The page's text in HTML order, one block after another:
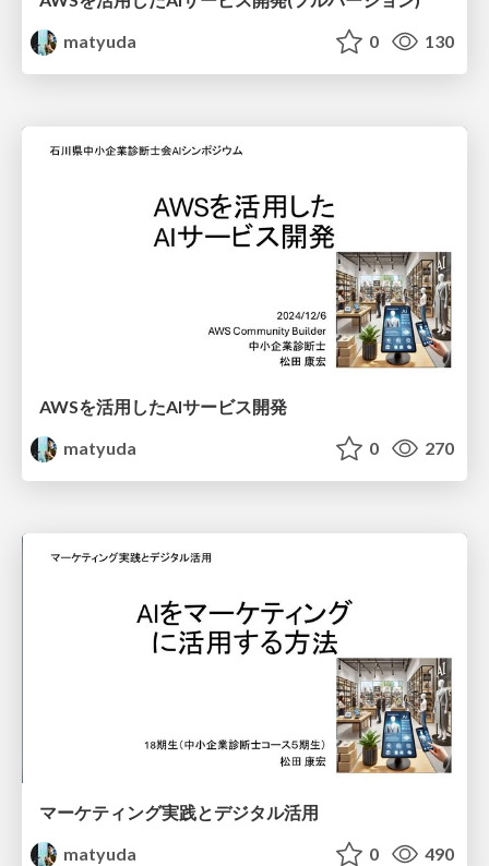
matyuda
0 130
AWSを活用したAIサービス開発
matyuda
0 270
マーケティング実践とデジタル活用
matyuda
0 490